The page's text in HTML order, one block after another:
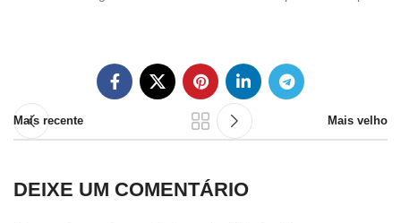
Mais recente Mais velho
DEIXE UM COMENTÁRIO